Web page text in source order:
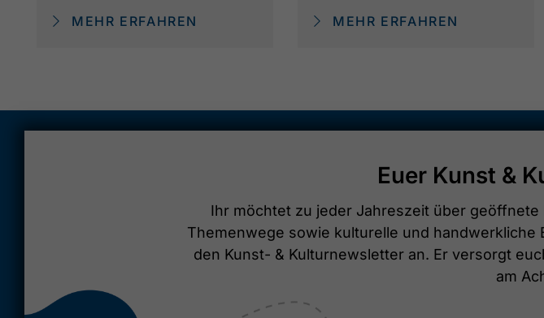
MEHR ERFAHREN MEHR ERFAHREN
Euer Kunst &
Ihr möchtet zu jeder Jahreszeit über
Themenwege sowie kulturelle und
den Kunst- & Kulturnewsletter an. Er versorgt
am